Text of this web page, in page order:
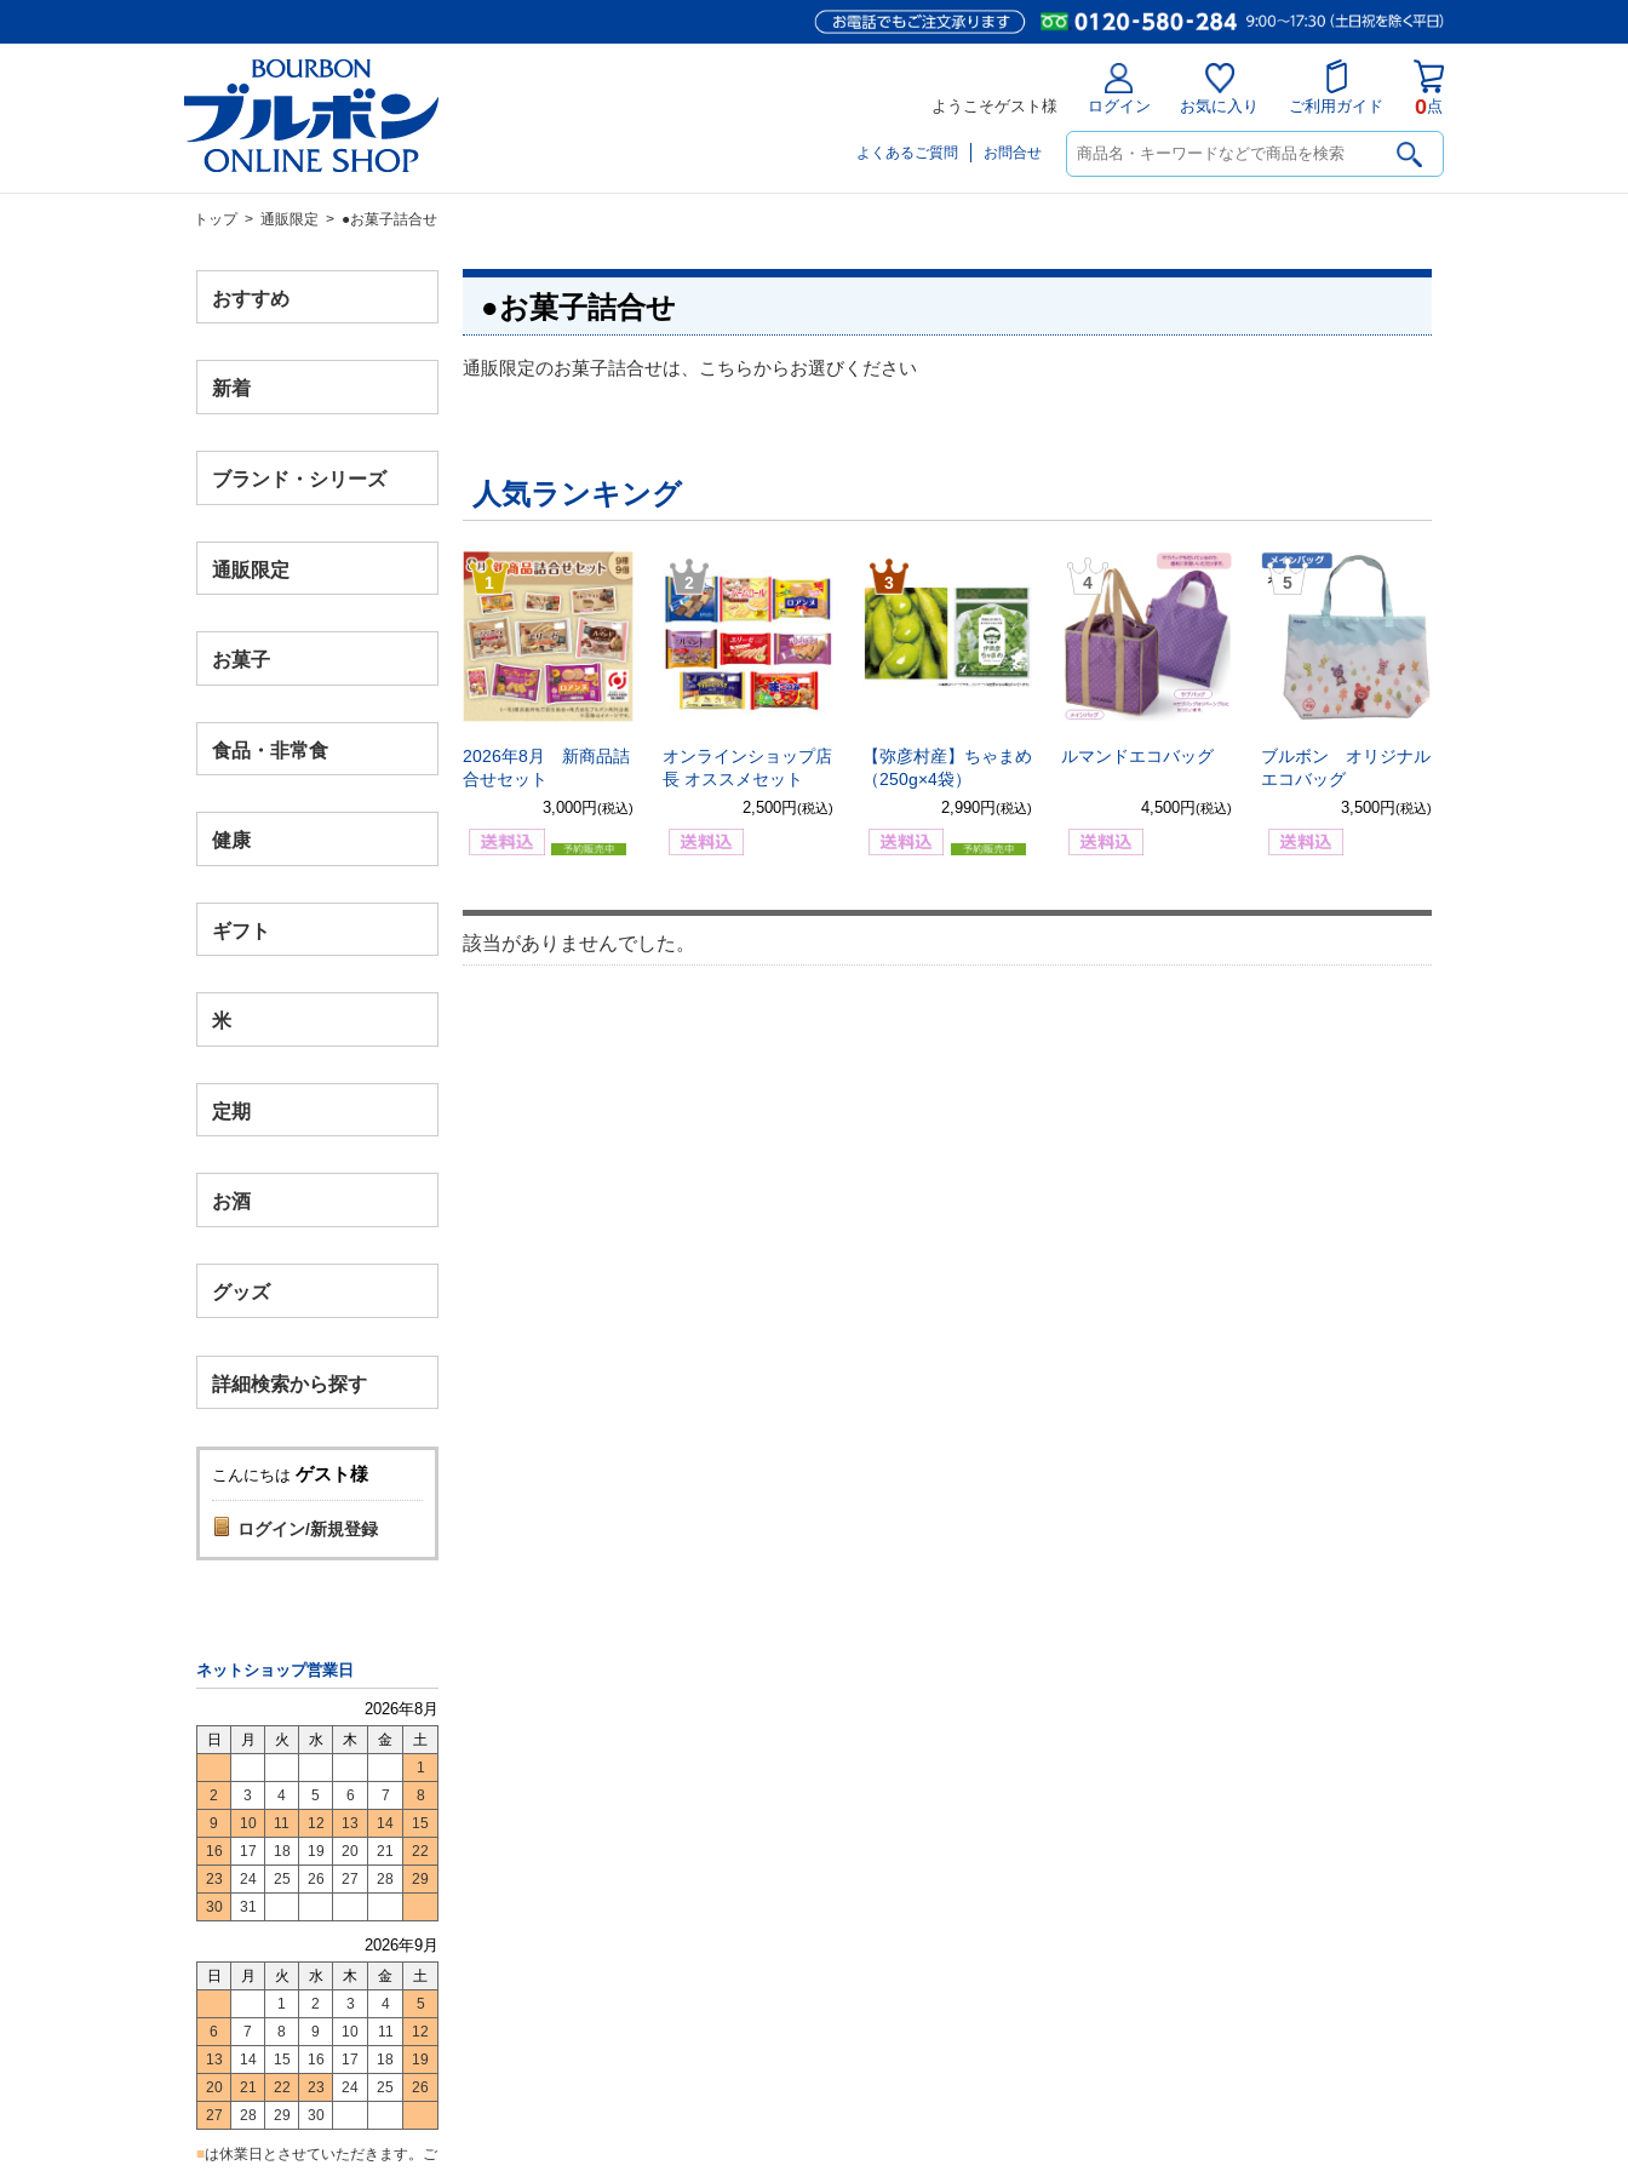
ようこそゲスト様 ログイン お気に入り ご利用ガイド 0点
よくあるご質問 お問合せ
トップ> 通販限定 > ●お菓子詰合せ
おすすめ
新着
ブランド・シリーズ
通販限定
お菓子
食品・非常食
健康
ギフト
米
定期
お酒
グッズ
詳細検索から探す
こんにちは ゲスト様
ログイン/新規登録
ネットショップ営業日
2026年8月
日 月 火 水 木 金
土
1
2
3 4 5 6 7
8
9
10 11 12 13 14
15
16
17 18 19 20 21
22
23
24 25 26 27 28
29
30
31
2026年9月
日 月 火 水 木 金
土
1
2 3 4
5
6
7 8 9 10 11
12
13
14 15 16 17 18
19
20
21 22 23 24 25
26
27
28 29 30
■は休業日とさせていただきます。ご
●お菓子詰合せ
通販限定のお菓子詰合せは、こちらからお選びください
人気ランキング
1
2026年8月 新商品詰
合せセット
3,000円(税込)
2
オンラインショップ店
長 オススメセット
2,500円(税込)
3
【弥彦村産】ちゃまめ
（250g×4袋）
2,990円(税込)
4
ルマンドエコバッグ
4,500円(税込)
5
ブルボン オリジナル
エコバッグ
3,500円(税込)
該当がありませんでした。